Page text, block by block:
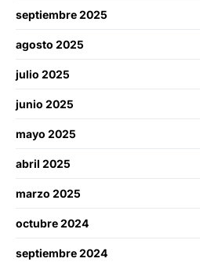
septiembre 2025
agosto 2025
julio 2025
junio 2025
mayo 2025
abril 2025
marzo 2025
octubre 2024
septiembre 2024